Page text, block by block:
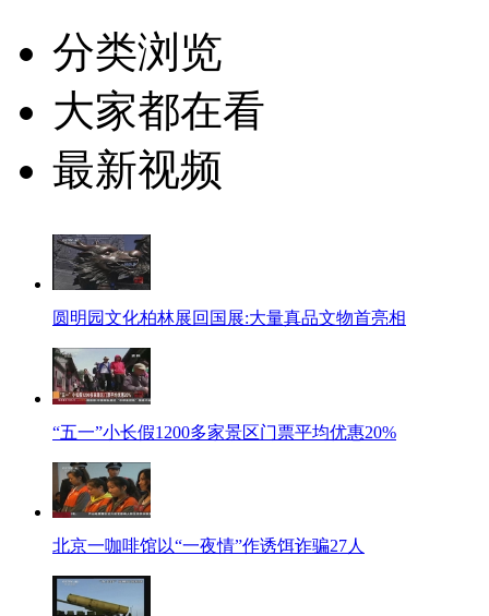
分类浏览
大家都在看
最新视频
圆明园文化柏林展回国展:大量真品文物首亮相
“五一”小长假1200多家景区门票平均优惠20%
北京一咖啡馆以“一夜情”作诱饵诈骗27人